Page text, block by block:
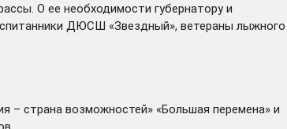
О ее необходимости губернатору и
ДЮСШ «Звездный», ветераны лыжного
– страна возможностей» «Большая перемена» и